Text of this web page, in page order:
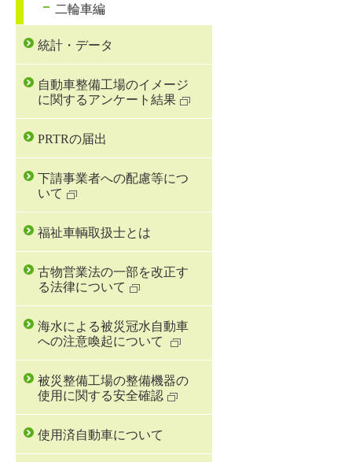
二輪車編
統計・データ
自動車整備工場のイメージ
に関するアンケート結果
PRTRの届出
下請事業者への配慮等につ
いて
福祉車輌取扱士とは
古物営業法の一部を改正す
る法律について
海水による被災冠水自動車
への注意喚起について
被災整備工場の整備機器の
使用に関する安全確認
使用済自動車について